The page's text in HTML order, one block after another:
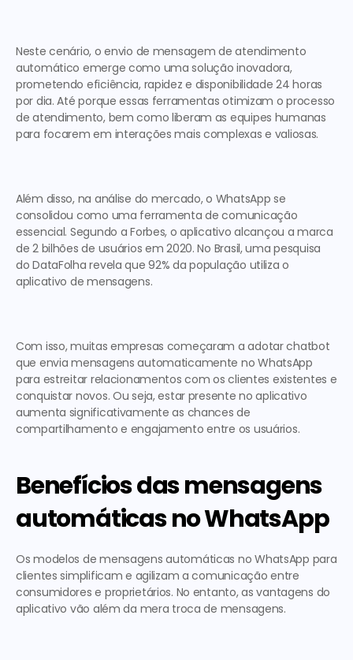
Neste cenário, o envio de mensagem de atendimento
automático emerge como uma solução inovadora,
prometendo eficiência, rapidez e disponibilidade 24 horas
por dia. Até porque essas ferramentas otimizam o processo
de atendimento, bem como liberam as equipes humanas
para focarem em interações mais complexas e valiosas.
Além disso, na análise do mercado, o WhatsApp se
consolidou como uma ferramenta de comunicação
essencial. Segundo a Forbes, o aplicativo alcançou a marca
de 2 bilhões de usuários em 2020. No Brasil, uma pesquisa
do DataFolha revela que 92% da população utiliza o
aplicativo de mensagens.
Com isso, muitas empresas começaram a adotar chatbot
para estreitar relacionamentos com os clientes existentes e
conquistar novos. Ou seja, estar presente no aplicativo
aumenta significativamente as chances de
compartilhamento e engajamento entre os usuários.
Benefícios das mensagens
automáticas no WhatsApp
Os modelos de mensagens automáticas no WhatsApp para
clientes simplificam e agilizam a comunicação entre
consumidores e proprietários. No entanto, as vantagens do
aplicativo vão além da mera troca de mensagens.